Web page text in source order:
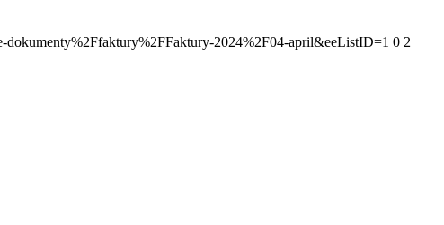
dokumenty%2Ffaktury%2FFaktury-2024%2F04-april&eeListID=1 0 2